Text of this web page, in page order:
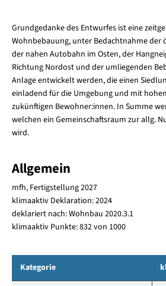
Grundgedanke des Entwurfes ist eine
Wohnbebauung, unter Bedachtnahme der
der nahen Autobahn im Osten, der
Richtung Nordost und der umliegenden
Anlage entwickelt werden, die einen
einladend für die Umgebung und mit
zukünftigen Bewohner:innen. In Summe
welchen ein Gemeinschaftsraum zur allg.
wird.
Allgemein
mfh, Fertigstellung 2027
klimaaktiv Deklaration: 2024
deklariert nach: Wohnbau 2020.3.1
klimaaktiv Punkte: 832 von 1000
Kategorie